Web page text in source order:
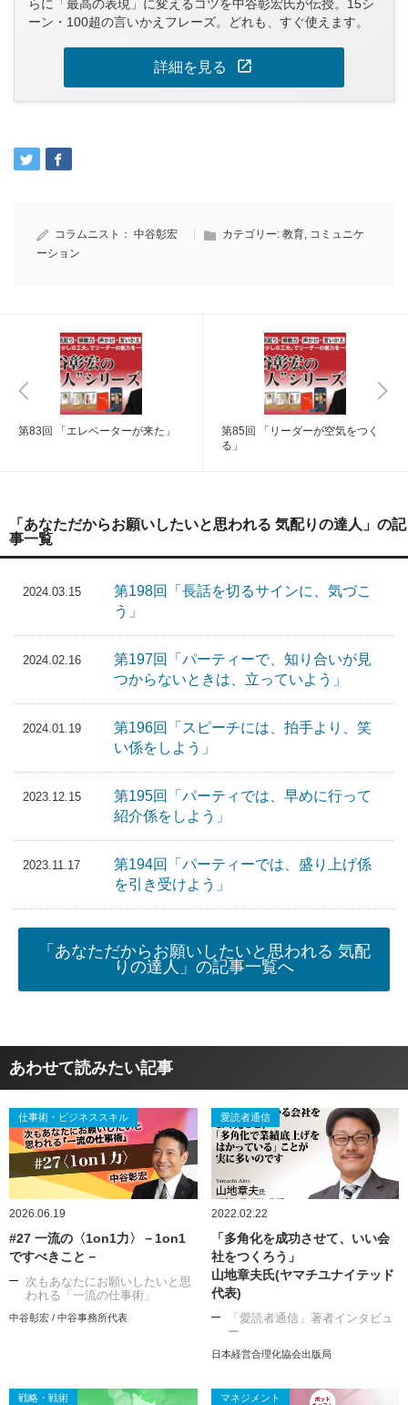
らに「最高の表現」に変えるコツを中谷彰宏氏が伝授。15シ
ーン・100超の言いかえフレーズ。どれも、すぐ使えます。
詳細を見る open_in_new
コラムニスト： 中谷彰宏 カテゴリー: 教育 コミュニケ
ーション
第83回 「エレベーターが来た」
第85回 「リーダーが空気をつく
る」
「あなただからお願いしたいと思われる 気配りの達人」の記
事一覧
2024.03.15
第198回「長話を切るサインに、気づこ
う」
2024.02.16
第197回「パーティーで、知り合いが見
つからないときは、立っていよう」
2024.01.19
第196回「スピーチには、拍手より、笑
い係をしよう」
2023.12.15
第195回「パーティでは、早めに行って
紹介係をしよう」
2023.11.17
第194回「パーティーでは、盛り上げ係
を引き受けよう」
「あなただからお願いしたいと思われる 気配
りの達人」の記事一覧へ
あわせて読みたい記事
仕事術・ビジネススキル
2026.06.19
#27 一流の〈1on1力〉－1on1
ですべきこと－
次もあなたにお願いしたいと思
われる「一流の仕事術」
中谷彰宏 / 中谷事務所代表
愛読者通信
2022.02.22
「多角化を成功させて、いい会
社をつくろう」
山地章夫氏(ヤマチユナイテッド
代表)
「愛読者通信」著者インタビュ
ー
日本経営合理化協会出版局
戦略・戦術 マネジメント